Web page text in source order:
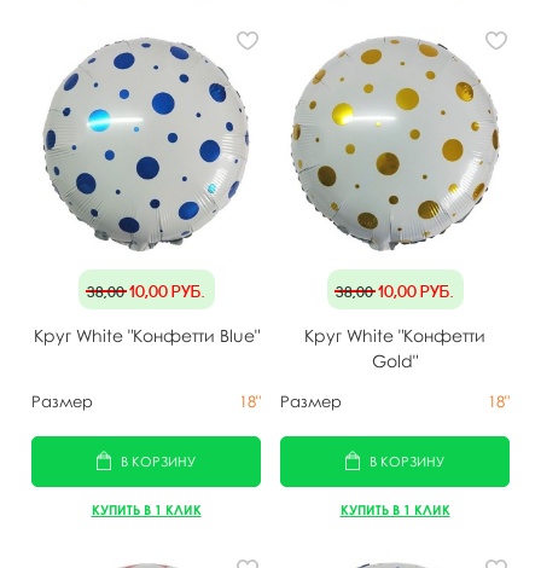
38,0010,00руб.
Круг White "Конфетти Blue"
Размер 18"
В КОРЗИНУ
КУПИТЬ В 1 КЛИК
38,0010,00руб.
Круг White "Конфетти
Gold"
Размер 18"
В КОРЗИНУ
КУПИТЬ В 1 КЛИК